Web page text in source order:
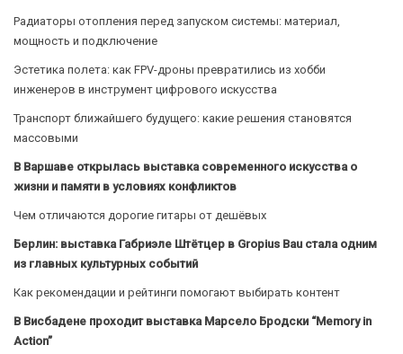
Радиаторы отопления перед запуском системы: материал,
мощность и подключение
Эстетика полета: как FPV-дроны превратились из хобби
инженеров в инструмент цифрового искусства
Транспорт ближайшего будущего: какие решения становятся
массовыми
В Варшаве открылась выставка современного искусства о
жизни и памяти в условиях конфликтов
Чем отличаются дорогие гитары от дешёвых
Берлин: выставка Габриэле Штётцер в Gropius Bau стала одним
из главных культурных событий
Как рекомендации и рейтинги помогают выбирать контент
В Висбадене проходит выставка Марсело Бродски “Memory in
Action”